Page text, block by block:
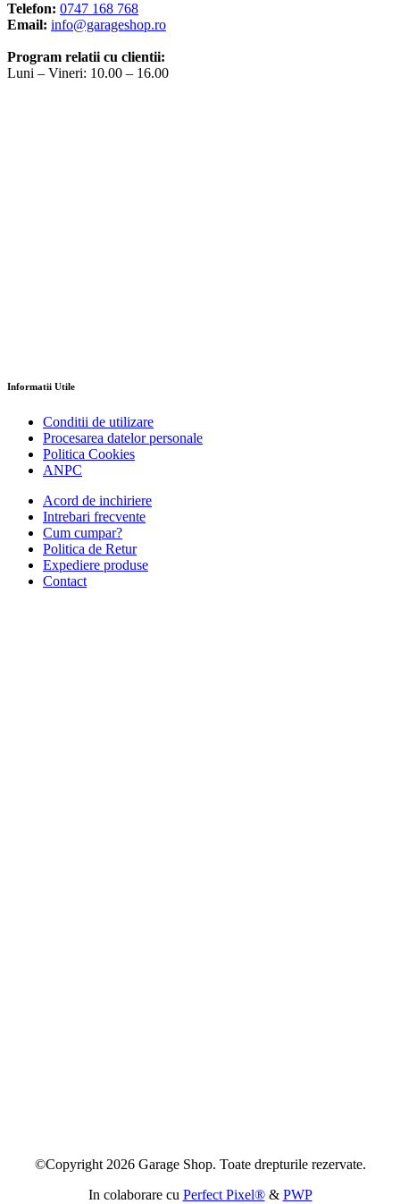
Telefon: 0747 168 768
Email: info@garageshop.ro
Program relatii cu clientii:
Luni – Vineri: 10.00 – 16.00
Informatii Utile
Conditii de utilizare
Procesarea datelor personale
Politica Cookies
ANPC
Acord de inchiriere
Intrebari frecvente
Cum cumpar?
Politica de Retur
Expediere produse
Contact
©Copyright 2026 Garage Shop. Toate drepturile rezervate.
In colaborare cu Perfect Pixel®& PWP